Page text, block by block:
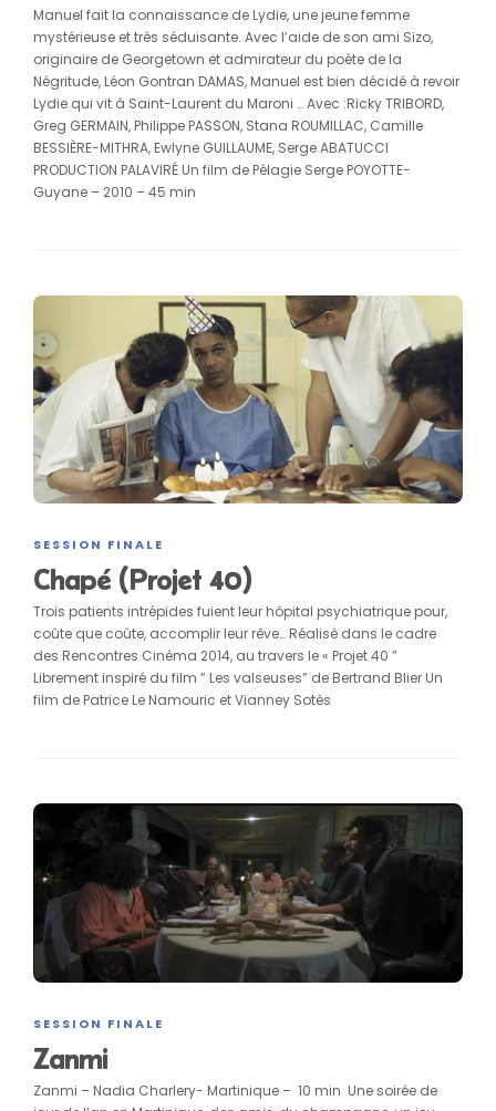
Manuel fait la connaissance de Lydie, une jeune femme
mystérieuse et très séduisante. Avec l’aide de son ami Sizo,
originaire de Georgetown et admirateur du poète de la
Négritude, Léon Gontran DAMAS, Manuel est bien décidé à revoir
Lydie qui vit à Saint-Laurent du Maroni … Avec :Ricky TRIBORD,
Greg GERMAIN, Philippe PASSON, Stana ROUMILLAC, Camille
BESSIÈRE-MITHRA, Ewlyne GUILLAUME, Serge ABATUCCI
PRODUCTION PALAVIRÉ Un film de Pélagie Serge POYOTTE-
Guyane – 2010 – 45 min
SESSION FINALE
Chapé (Projet 40)
Trois patients intrépides fuient leur hôpital psychiatrique pour,
coûte que coûte, accomplir leur rêve… Réalisé dans le cadre
des Rencontres Cinéma 2014, au travers le « Projet 40 ”
Librement inspiré du film ” Les valseuses” de Bertrand Blier Un
film de Patrice Le Namouric et Vianney Sotès
SESSION FINALE
Zanmi
Zanmi – Nadia Charlery- Martinique – 10 min Une soirée de